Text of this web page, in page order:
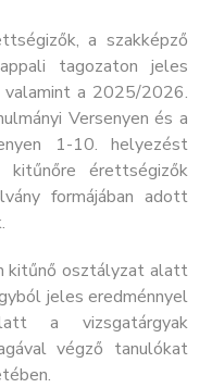
a szakképző
tagozaton jeles
a 2025/2026.
Versenyen és a
1-10. helyezést
érettségizők
formájában adott
kitűnő osztályzat alatt
jeles eredménnyel
a vizsgatárgyak
végző tanulókat